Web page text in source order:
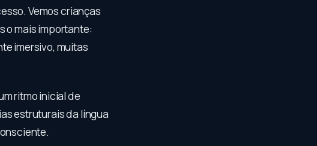
Vemos crianças
o mais importante:
imersivo, muitas
ritmo inicial de
estruturais da língua